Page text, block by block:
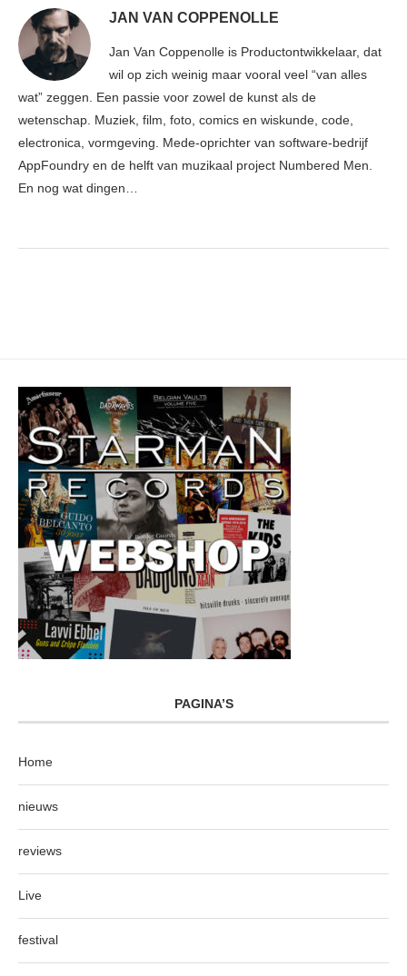
JAN VAN COPPENOLLE
Jan Van Coppenolle is Productontwikkelaar, dat
wil op zich weinig maar vooral veel “van alles
wat” zeggen. Een passie voor zowel de kunst als de
wetenschap. Muziek, film, foto, comics en wiskunde, code,
electronica, vormgeving. Mede-oprichter van software-bedrijf
AppFoundry en de helft van muzikaal project Numbered Men.
En nog wat dingen…
PAGINA’S
Home
nieuws
reviews
Live
festival